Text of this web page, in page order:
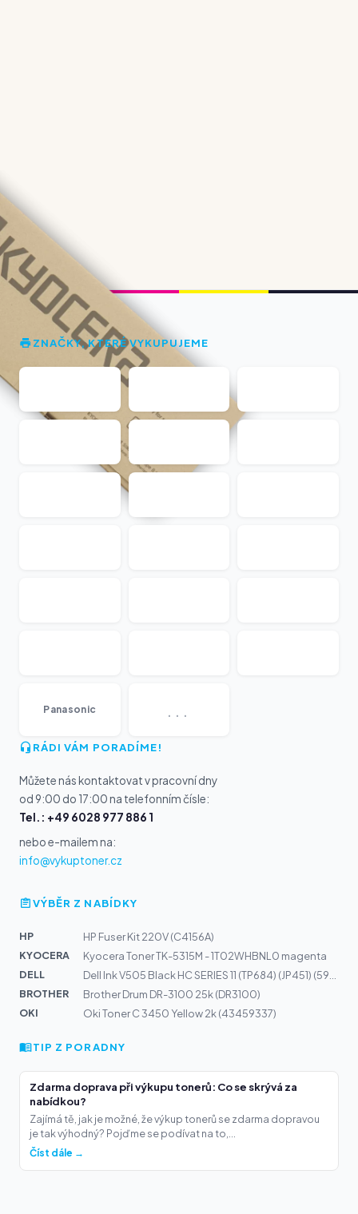
ZNAČKY, KTERÉ VYKUPUJEME
Panasonic ...
RÁDI VÁM PORADÍME!
Můžete nás kontaktovat v pracovní dny
od 9:00 do 17:00 na telefonním čísle:
Tel.: +49 6028 977 886 1
nebo e-mailem na:
info@vykuptoner.cz
VÝBĚR Z NABÍDKY
HP
HP Fuser Kit 220V (C4156A)
KYOCERA
Kyocera Toner TK-5315M - 1T02WHBNL0 magenta
DELL
BROTHER
Brother Drum DR-3100 25k (DR3100)
OKI
Oki Toner C 3450 Yellow 2k (43459337)
TIP Z PORADNY
Zdarma doprava při výkupu tonerů: Co se skrývá za
nabídkou?
Zajímá tě, jak je možné, že výkup tonerů se zdarma dopravou
je tak výhodný? Pojďme se podívat na to,...
Číst dále →